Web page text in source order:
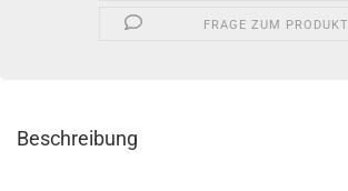
FRAGE ZUM PRODUKT
Beschreibung